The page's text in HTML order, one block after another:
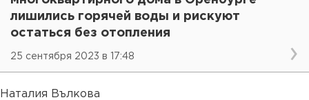
лишились горячей воды и рискуют
остаться без отопления
25 сентября 2023 в 17:48
Наталия Вълкова